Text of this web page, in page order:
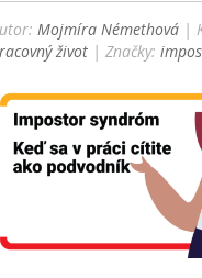
Mojmíra Némethová |
život | Značky: